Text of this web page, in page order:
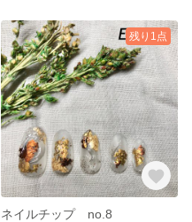
残り1点
ネイルチップ no.8